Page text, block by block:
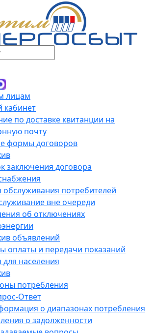
лицам
кабинет
по доставке квитанции на
почту
формы договоров
заключения договора
потребителей
вне очереди
об отключениях
объявлений
оплаты и передачи показаний
населения
потребления
Ответ
о диапазонах потребления
о задолженности